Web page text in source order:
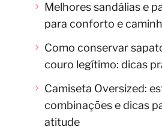
Melhores sandálias e
para conforto e
Como conservar
couro legítimo: dicas
Camiseta Oversized:
combinações e dicas
atitude